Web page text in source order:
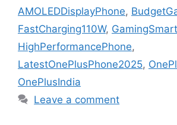
AMOLEDDisplayPhone,
FastCharging110W,
HighPerformancePhone,
LatestOnePlusPhone2025,
OnePlusIndia
Leave a comment